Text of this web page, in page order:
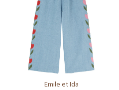
Emile et Ida